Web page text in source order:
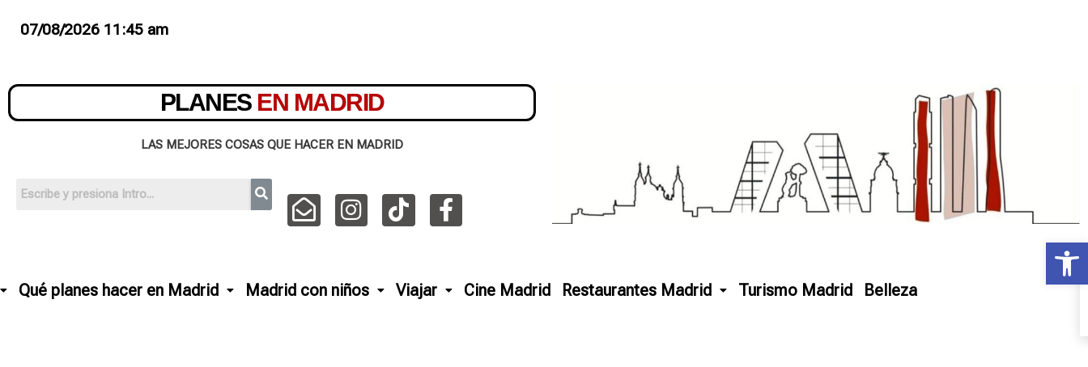
07/08/2026 11:45 am
PLANES EN MADRID
LAS MEJORES COSAS QUE HACER EN MADRID
Qué planes hacer en Madrid Madrid con niños Viajar Cine Madrid Restaurantes Madrid Turismo Madrid Belleza